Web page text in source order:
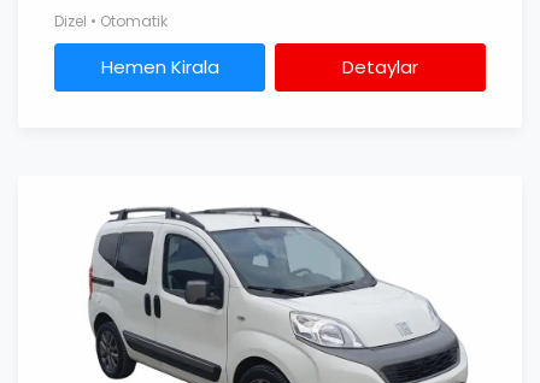
Dizel • Otomatik
Hemen Kirala Detaylar